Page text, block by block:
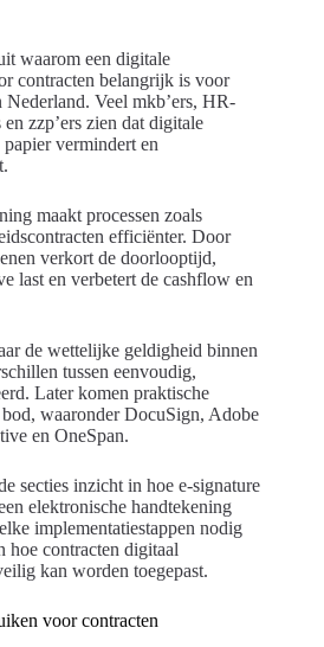
waarom een digitale
contracten belangrijk is voor
Veel mkb’ers, HR-
zzp’ers zien dat digitale
vermindert en
maakt processen zoals
efficiënter. Door
verkort de doorlooptijd,
last en verbetert de cashflow en
de wettelijke geldigheid binnen
tussen eenvoudig,
Later komen praktische
bod, waaronder DocuSign, Adobe
en OneSpan.
secties inzicht in hoe e-signature
elektronische handtekening
implementatiestappen nodig
hoe contracten digitaal
kan worden toegepast.
voor contracten